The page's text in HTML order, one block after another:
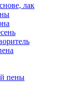
лак
пены